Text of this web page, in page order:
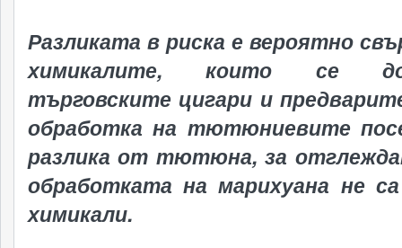
Разликата в риска е вероятно
химикалите, които се
търговските цигари и
обработка на тютюниевите
разлика от тютюна, за
обработката на марихуана не
химикали.